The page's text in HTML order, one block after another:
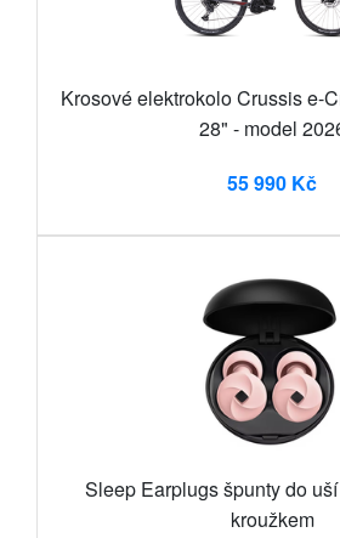
Krosové elektrokolo Crussis e-
28" - model
55 990 Kč
Sleep Earplugs špunty do
kroužkem